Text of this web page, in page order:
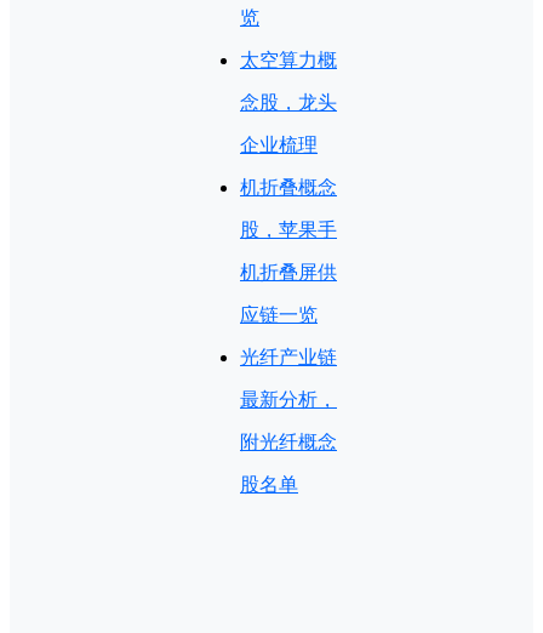
览
太空算力概
念股，龙头
企业梳理
机折叠概念
股，苹果手
机折叠屏供
应链一览
光纤产业链
最新分析，
附光纤概念
股名单